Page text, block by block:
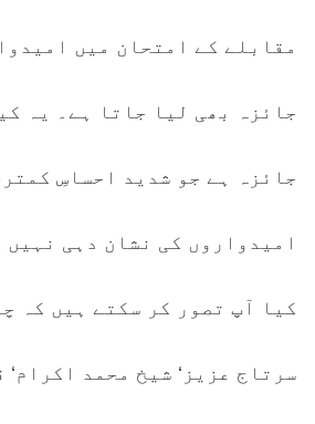
مقابلے کے امتحان میں
جائزہ بھی لیا جاتا ہے۔ یہ
جائزہ ہے جو شدید احساسِ
امیدواروں کی نشان دہی نہیں
کیا آپ تصور کر سکتے ہیں کہ
سرتاج عزیز‘ شیخ محمد اکرام‘